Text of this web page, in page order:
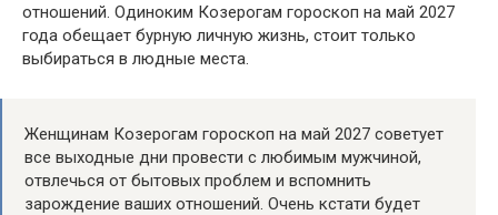
отношений. Одиноким Козерогам гороскоп на май 2027
года обещает бурную личную жизнь, стоит только
выбираться в людные места.
Женщинам Козерогам гороскоп на май 2027 советует
все выходные дни провести с любимым мужчиной,
отвлечься от бытовых проблем и вспомнить
зарождение ваших отношений. Очень кстати будет